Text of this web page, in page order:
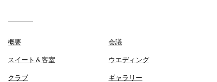
概要
スイート＆客室
クラブ
会議
ウエディング
ギャラリー